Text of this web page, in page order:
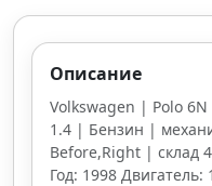
Описание
Volkswagen | Polo
1.4 | Бензин |
Before,Right | склад
Год: 1998